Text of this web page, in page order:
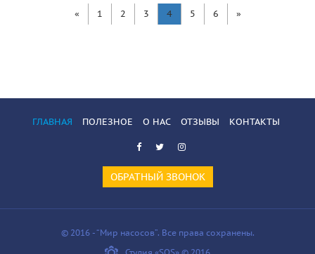
« 1 2 3 4 5 6 »
ГЛАВНАЯ ПОЛЕЗНОЕ О НАС ОТЗЫВЫ КОНТАКТЫ
ОБРАТНЫЙ ЗВОНОК
© 2016 - “Мир насосов”. Все права сохранены.